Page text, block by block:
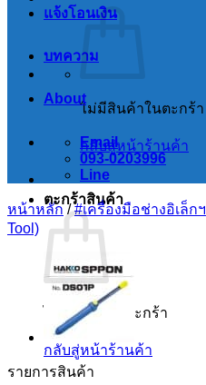
ไม่มีสินค้าในตะกร้า
กลับสู่หน้าร้านค้า
ตะกร้าสินค้า
ไม่มีสินค้าในตะกร้า
กลับสู่หน้าร้านค้า
แจ้งโอนเงิน
บทความ
About
Email
093-0203996
Line
หน้าหลัก / #เครื่องมือช่างอิเล็กฯ
Tool)
รายการสินค้า